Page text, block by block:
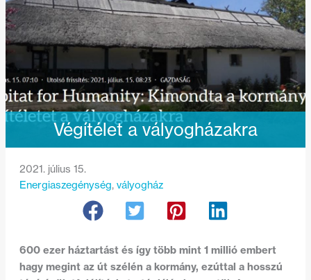
Végítélet a vályogházakra
2021. július 15.
Energiaszegénység, vályogház
600 ezer háztartást és így több mint 1 millió embert
hagy megint az út szélén a kormány, ezúttal a hosszú